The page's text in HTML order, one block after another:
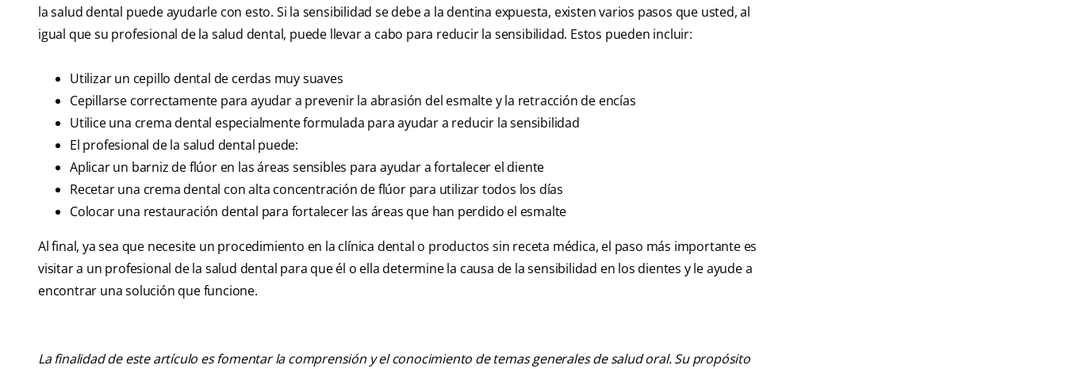
la salud dental puede ayudarle con esto. Si la sensibilidad se debe a la dentina expuesta, existen varios pasos que usted, al
igual que su profesional de la salud dental, puede llevar a cabo para reducir la sensibilidad. Estos pueden incluir:
Utilizar un cepillo dental de cerdas muy suaves
Cepillarse correctamente para ayudar a prevenir la abrasión del esmalte y la retracción de encías
Utilice una crema dental especialmente formulada para ayudar a reducir la sensibilidad
El profesional de la salud dental puede:
Aplicar un barniz de flúor en las áreas sensibles para ayudar a fortalecer el diente
Recetar una crema dental con alta concentración de flúor para utilizar todos los días
Colocar una restauración dental para fortalecer las áreas que han perdido el esmalte
Al final, ya sea que necesite un procedimiento en la clínica dental o productos sin receta médica, el paso más importante es
visitar a un profesional de la salud dental para que él o ella determine la causa de la sensibilidad en los dientes y le ayude a
encontrar una solución que funcione.
La finalidad de este artículo es fomentar la comprensión y el conocimiento de temas generales de salud oral. Su propósito